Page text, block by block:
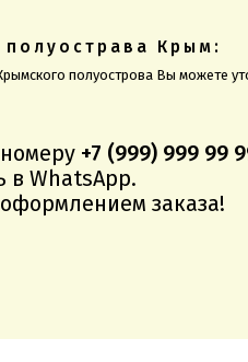
Крым:
полуострова Вы можете
+7 (999) 999 99
в WhatsApp.
заказа!